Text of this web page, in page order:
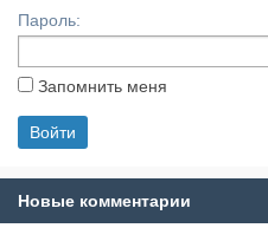
Пароль:
Запомнить меня
Новые комментарии